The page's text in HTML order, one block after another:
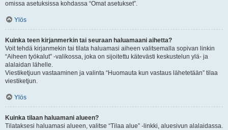
omissa asetuksissa kohdassa “Omat asetukset”.
Ylös
Kuinka teen kirjanmerkin tai seuraan haluamaani aihetta?
Voit tehdä kirjanmekin tai tilata haluamasi aiheen valitsemalla sopivan linkin
“Aiheen työkalut” -valikossa, joka on sijoitettu kätevästi keskustelun ylä- ja
alalaidan lähelle.
Viestiketjuun vastaaminen ja valinta “Huomauta kun vastaus lähetetään” tilaa
viestiketjun.
Ylös
Kuinka tilaan haluamani alueen?
Tilataksesi haluamasi alueen, valitse “Tilaa alue” -linkki, aluesivun alalaidassa.